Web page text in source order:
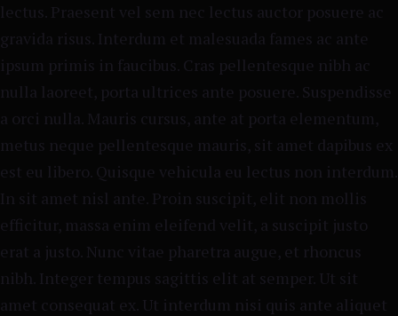
lectus. Praesent vel sem nec lectus auctor posuere ac
gravida risus. Interdum et malesuada fames ac ante
ipsum primis in faucibus. Cras pellentesque nibh ac
nulla laoreet, porta ultrices ante posuere. Suspendisse
a orci nulla. Mauris cursus, ante at porta elementum,
metus neque pellentesque mauris, sit amet dapibus ex
est eu libero. Quisque vehicula eu lectus non interdum.
In sit amet nisl ante. Proin suscipit, elit non mollis
efficitur, massa enim eleifend velit, a suscipit justo
erat a justo. Nunc vitae pharetra augue, et rhoncus
nibh. Integer tempus sagittis elit at semper. Ut sit
amet consequat ex. Ut interdum nisi quis ante aliquet